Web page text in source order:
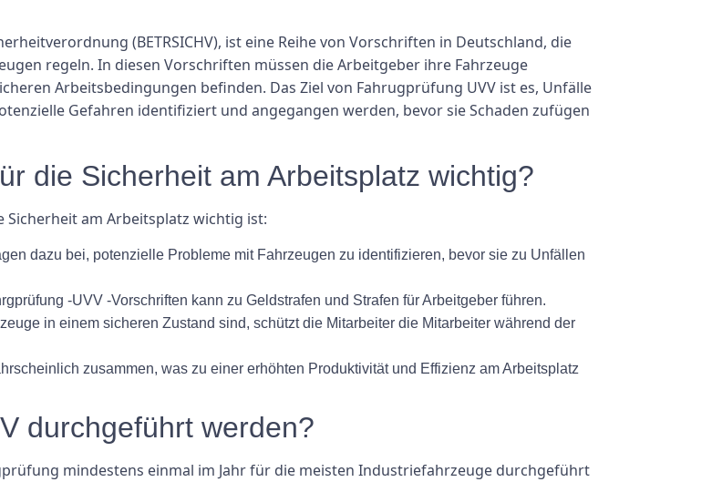
(BETRSICHV), ist eine Reihe von Vorschriften in Deutschland, die
regeln. In diesen Vorschriften müssen die Arbeitgeber ihre Fahrzeuge
Arbeitsbedingungen befinden. Das Ziel von Fahrugprüfung UVV ist es, Unfälle
Gefahren identifiziert und angegangen werden, bevor sie Schaden zufügen
die Sicherheit am Arbeitsplatz wichtig?
am Arbeitsplatz wichtig ist:
dazu bei, potenzielle Probleme mit Fahrzeugen zu identifizieren, bevor sie zu Unfällen
-UVV -Vorschriften kann zu Geldstrafen und Strafen für Arbeitgeber führen.
in einem sicheren Zustand sind, schützt die Mitarbeiter die Mitarbeiter während der
zusammen, was zu einer erhöhten Produktivität und Effizienz am Arbeitsplatz
durchgeführt werden?
mindestens einmal im Jahr für die meisten Industriefahrzeuge durchgeführt